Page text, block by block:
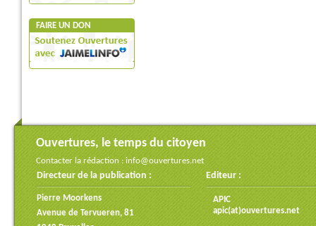
FAIRE UN DON
Ouvertures, le temps du citoyen
Contacter la rédaction : info@ouvertures.net
Directeur de la publication :
Pierre Moorkens
Avenue de Tervueren, 81
Editeur :
APIC
apic(at)ouvertures.net